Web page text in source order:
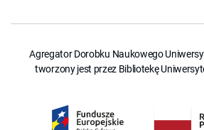
Agregator Dorobku Naukowego
tworzony jest przez Bibliotekę